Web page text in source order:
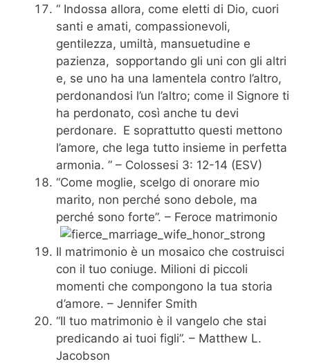
“ Indossa allora, come eletti di Dio, cuori
santi e amati, compassionevoli,
gentilezza, umiltà, mansuetudine e
pazienza, sopportando gli uni con gli altri
e, se uno ha una lamentela contro l’altro,
perdonandosi l’un l’altro; come il Signore ti
ha perdonato, così anche tu devi
perdonare. E soprattutto questi mettono
l’amore, che lega tutto insieme in perfetta
armonia. ” – Colossesi 3: 12-14 (ESV)
“Come moglie, scelgo di onorare mio
marito, non perché sono debole, ma
perché sono forte”. – Feroce matrimonio
Il matrimonio è un mosaico che costruisci
con il tuo coniuge. Milioni di piccoli
momenti che compongono la tua storia
d’amore. – Jennifer Smith
“Il tuo matrimonio è il vangelo che stai
predicando ai tuoi figli”. – Matthew L.
Jacobson